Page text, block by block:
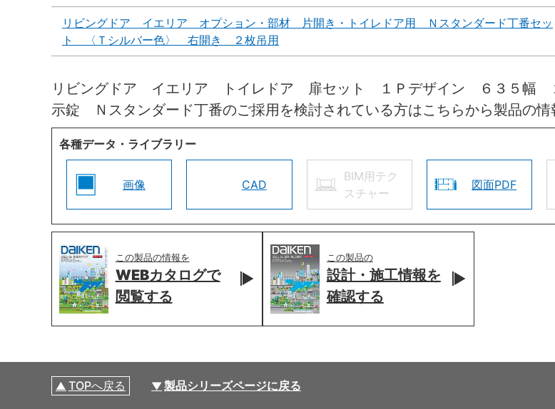
リビングドア イエリア オプション・部材 片開き・トイレドア用 Ｎスタンダード丁番セッ
ト 〈Ｔシルバー色〉 右開き ２枚吊用
リビングドア イエリア トイレドア 扉セット １Ｐデザイン ６３５
示錠 Ｎスタンダード丁番のご採用を検討されている方はこちらから製品の情
各種データ・ライブラリー
画像 CAD
BIM用テク
スチャー
図面PDF
この製品の情報を
WEBカタログで
閲覧する
この製品の
設計・施工情報を
確認する
TOPへ戻る 製品シリーズページに戻る